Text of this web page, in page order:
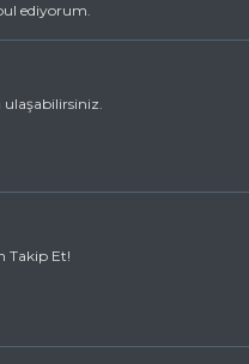
ulaşabilirsiniz.
ediyorum.
Takip Et!